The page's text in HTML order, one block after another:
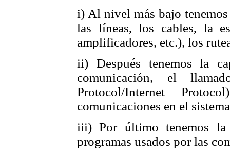
i) Al nivel más bajo
las líneas, los cables, la
amplificadores, etc.), los
ii) Después tenemos la
comunicación, el
Protocol/Internet
comunicaciones en el
iii) Por último tenemos la
programas usados por las